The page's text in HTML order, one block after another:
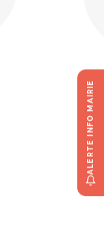
ALERTE INFO MAIRIE